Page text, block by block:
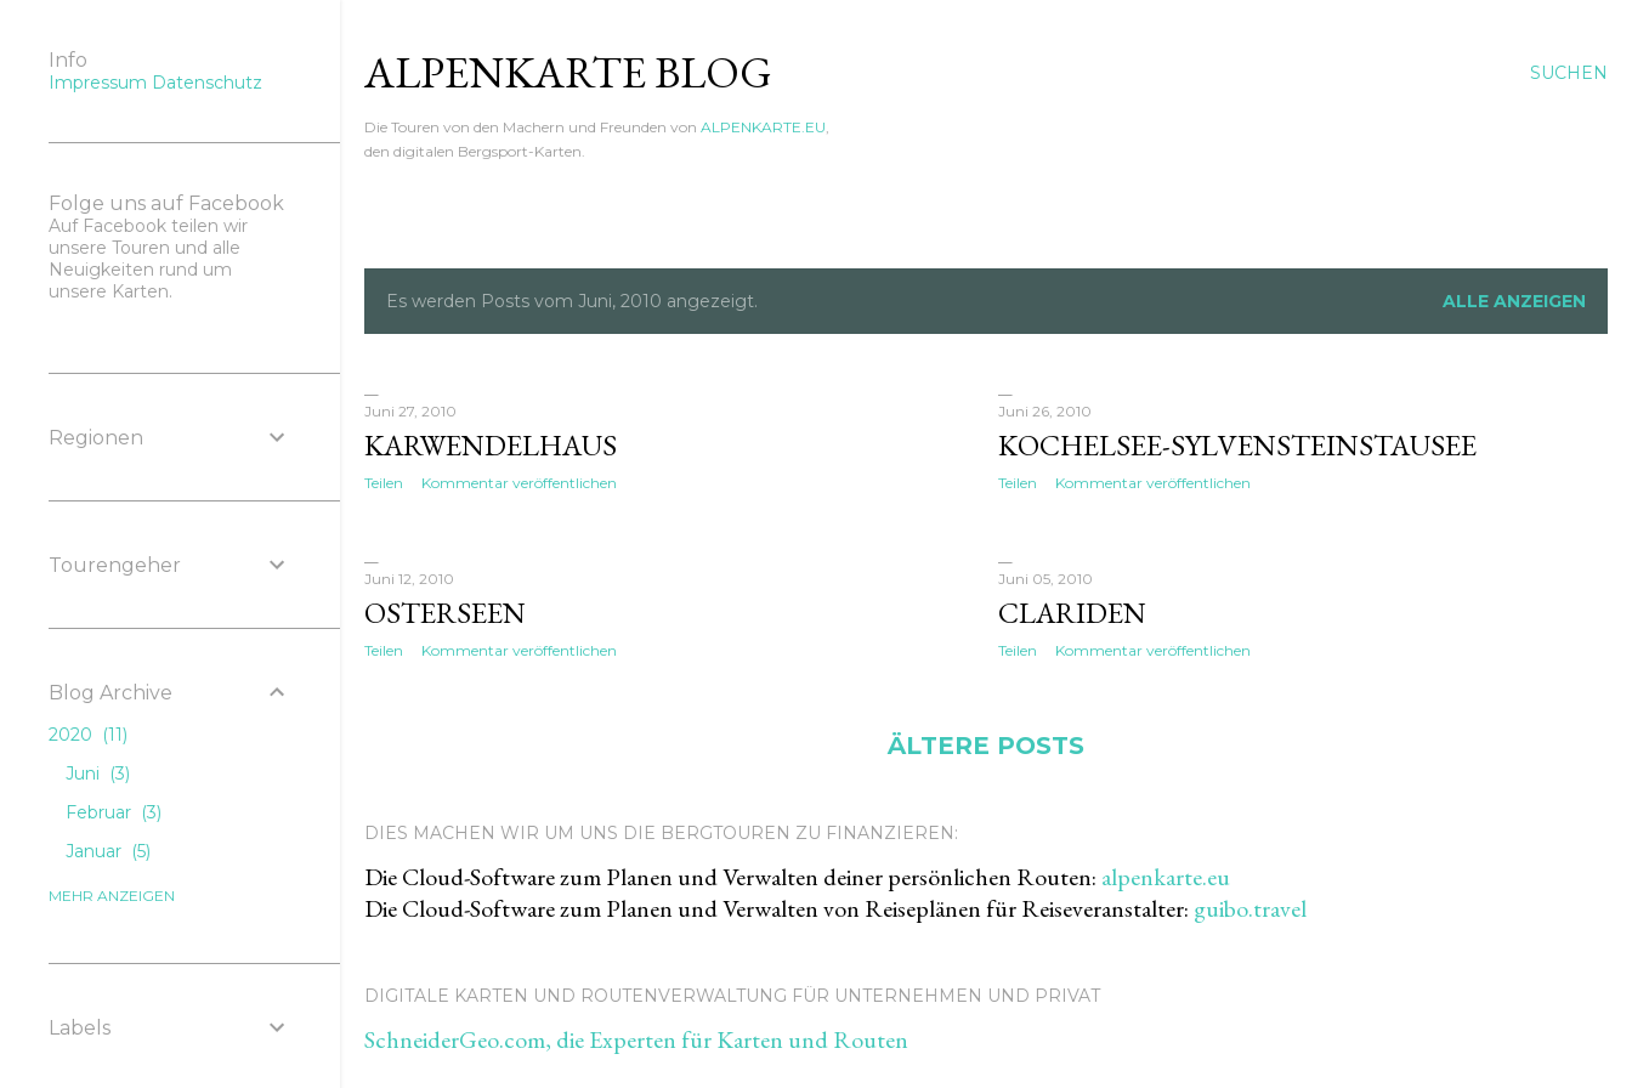
SUCHEN
ALPENKARTE BLOG
Die Touren von den Machern und Freunden von ALPENKARTE.EU,
den digitalen Bergsport-Karten.
P
s
t
Es werden Posts vom Juni, 2010 angezeigt. ALLE ANZEIGEN
Juni 27, 2010
KARWENDELHAUS
Teilen Kommentar veröffentlichen
Juni 26, 2010
KOCHELSEE-SYLVENSTEINSTAUSEE
Teilen Kommentar veröffentlichen
Juni 12, 2010
OSTERSEEN
Teilen Kommentar veröffentlichen
Juni 05, 2010
CLARIDEN
Teilen Kommentar veröffentlichen
ÄLTERE POSTS
DIES MACHEN WIR UM UNS DIE BERGTOUREN ZU FINANZIEREN:
Die Cloud-Software zum Planen und Verwalten deiner persönlichen Routen: alpenkarte.eu
Die Cloud-Software zum Planen und Verwalten von Reiseplänen für Reiseveranstalter: guibo.travel
DIGITALE KARTEN UND ROUTENVERWALTUNG FÜR UNTERNEHMEN UND PRIVAT
SchneiderGeo.com, die Experten für Karten und Routen
Info
Impressum Datenschutz
Folge uns auf Facebook
Auf Facebook teilen wir
unsere Touren und alle
Neuigkeiten rund um
unsere Karten.
Regionen
Tourengeher
Blog Archive
2020
11
Juni
3
Februar
3
Januar
5
2019 49
November 4
MEHR ANZEIGEN
Labels